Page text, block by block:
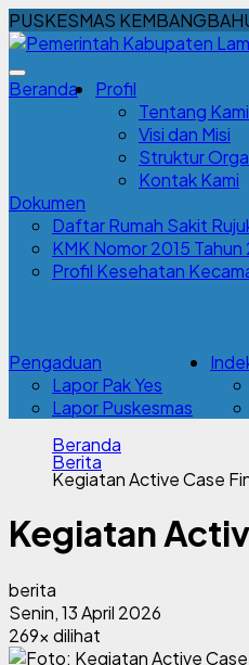
PUSKESMAS
Beranda
Profil
Tentang Kami
Visi dan Misi
Struktur
Kontak Kami
Dokumen
Daftar Rumah Sakit
KMK Nomor 2015
Profil Kesehatan
Pengaduan
Lapor Pak Yes
Lapor Puskesmas
Beranda
Berita
Kegiatan Active Case
Kegiatan
berita
Senin, 13 April 2026
269x dilihat